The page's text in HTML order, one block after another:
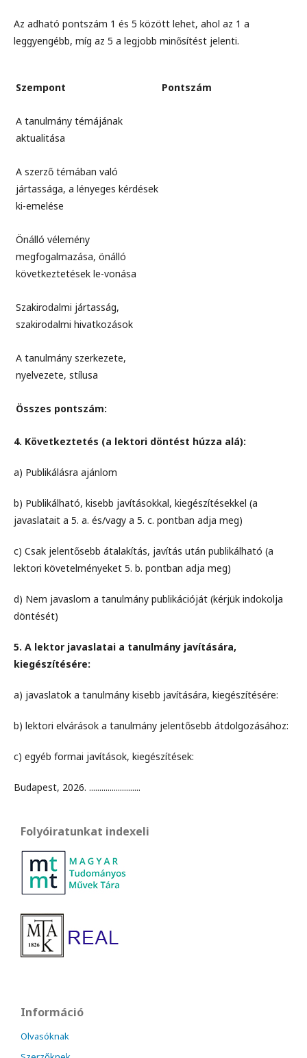
Az adható pontszám 1 és 5 között lehet, ahol az 1 a
leggyengébb, míg az 5 a legjobb minősítést jelenti.
Szempont Pontszám
A tanulmány témájának
aktualitása
A szerző témában való
jártassága, a lényeges kérdések
ki-emelése
Önálló vélemény
megfogalmazása, önálló
következtetések le-vonása
Szakirodalmi jártasság,
szakirodalmi hivatkozások
A tanulmány szerkezete,
nyelvezete, stílusa
Összes pontszám:
4. Következtetés (a lektori döntést húzza alá):
a) Publikálásra ajánlom
b) Publikálható, kisebb javításokkal, kiegészítésekkel (a
javaslatait a 5. a. és/vagy a 5. c. pontban adja meg)
c) Csak jelentősebb átalakítás, javítás után publikálható (a
lektori követelményeket 5. b. pontban adja meg)
d) Nem javaslom a tanulmány publikációját (kérjük indokolja
döntését)
5. A lektor javaslatai a tanulmány javítására,
kiegészítésére:
a) javaslatok a tanulmány kisebb javítására, kiegészítésére:
b) lektori elvárások a tanulmány jelentősebb átdolgozásához:
c) egyéb formai javítások, kiegészítések:
Budapest, 2026. .........................
Folyóiratunkat indexeli
Információ
Olvasóknak